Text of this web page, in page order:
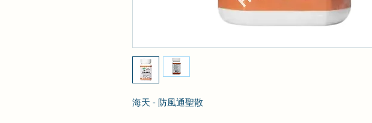
海天 - 防風通聖散